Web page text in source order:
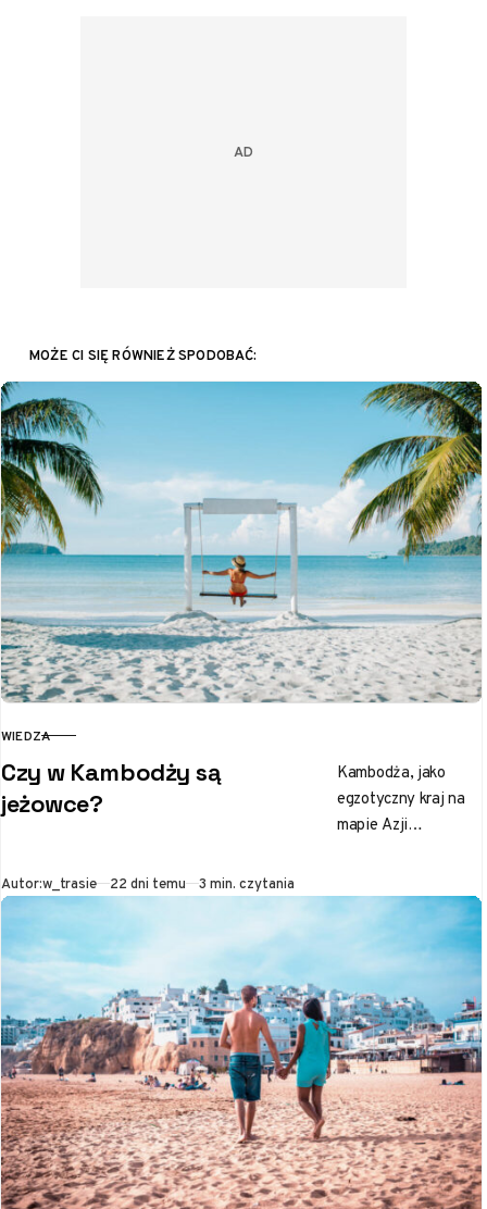
MOŻE CI SIĘ RÓWNIEŻ SPODOBAĆ:
KATEGORIA
WIEDZA
Czy w Kambodży są
jeżowce?
Kambodża, jako
egzotyczny kraj na
mapie Azji
prawdziwa mekka
odkrywców przyrody.
Gdy myślisz o
tutejszych
atrakcjach, pewnie
przed…
Autor:w_trasie Opublikowano
22 dni temu 3 min. czytania